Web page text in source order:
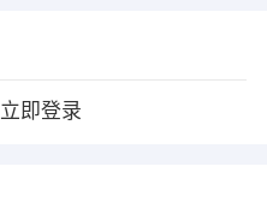
立即登录